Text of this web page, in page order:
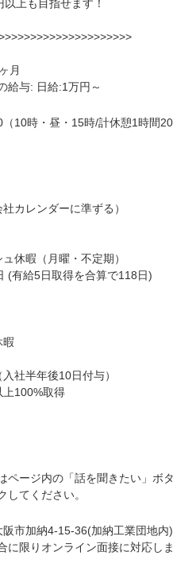
上も目指せます！
月
給与: 日給:1万円～
10時・昼・15時/計休憩1時間20
カレンダーに準ずる）
ュ休暇（月曜・不定期）
(有給5日取得を合算で118日)
暇
社半年後10日付与）
100%取得
ページ内の「話を聞きたい」ボタ
してください。
阪市加納4-15-36(加納工業団地内)
に限りオンライン面接に対応しま